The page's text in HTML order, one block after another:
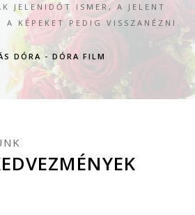
JELENIDŐT ISMER, A JELENT
A KÉPEKET PEDIG VISSZANÉZNI.
DÓRA - DÓRA FILM